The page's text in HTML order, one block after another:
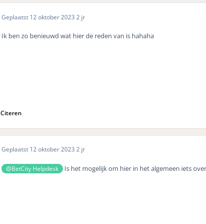
Geplaatst 12 oktober 2023 2 jr
Ik ben zo benieuwd wat hier de reden van is hahaha
Citeren
Geplaatst 12 oktober 2023 2 jr
@BetCity Helpdesk Is het mogelijk om hier in het algemeen iets